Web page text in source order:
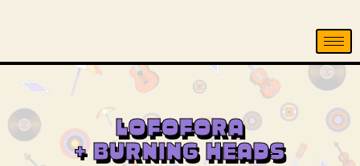
LOFOFORA
+ BURNING HEADS